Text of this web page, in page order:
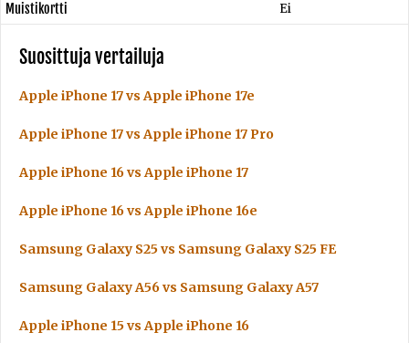
Muistikortti
Ei
Suosittuja vertailuja
Apple iPhone 17 vs Apple iPhone 17e
Apple iPhone 17 vs Apple iPhone 17 Pro
Apple iPhone 16 vs Apple iPhone 17
Apple iPhone 16 vs Apple iPhone 16e
Samsung Galaxy S25 vs Samsung Galaxy S25 FE
Samsung Galaxy A56 vs Samsung Galaxy A57
Apple iPhone 15 vs Apple iPhone 16